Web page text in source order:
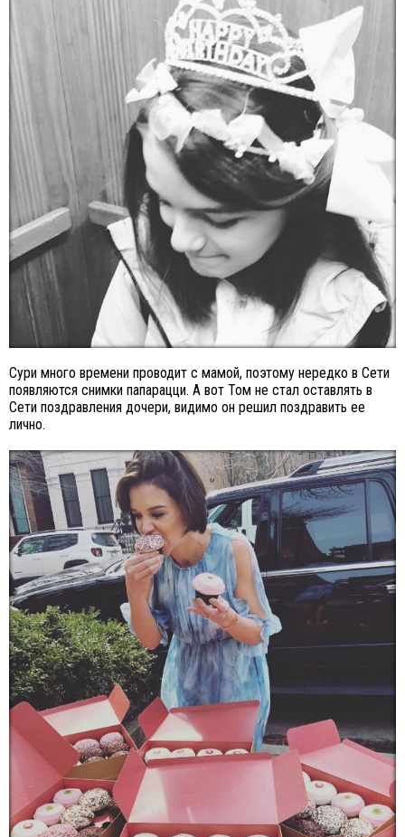
Сури много времени проводит с мамой, поэтому нередко в Сети
появляются снимки папарацци. А вот Том не стал оставлять в
Сети поздравления дочери, видимо он решил поздравить ее
лично.